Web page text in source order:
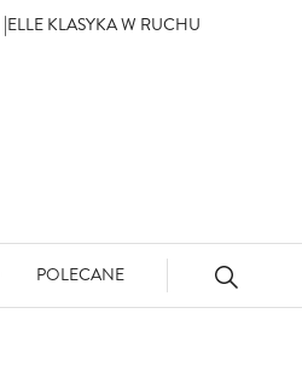
ELLE KLASYKA W RUCHU
POLECANE